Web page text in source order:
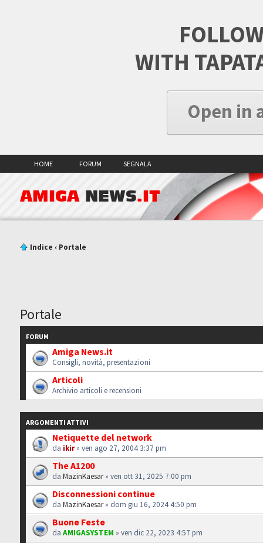
WITH
Open in
HOME FORUM SEGNALA
AMIGA NEWS.IT
Indice ‹ Portale
Portale
FORUM
Amiga News.it
Consigli, novità, presentazioni
Articoli
Archivio articoli e recensioni
ARGOMENTI ATTIVI
Netiquette del network
da ikir» ven ago 27, 2004 3:37 pm
The A1200
daMazinKaesar» ven ott 31, 2025 7:00 pm
Disconnessioni continue
daMazinKaesar» dom giu 16, 2024 4:50 pm
Buone Feste
daAMIGASYSTEM » ven dic 22, 2023 4:57 pm